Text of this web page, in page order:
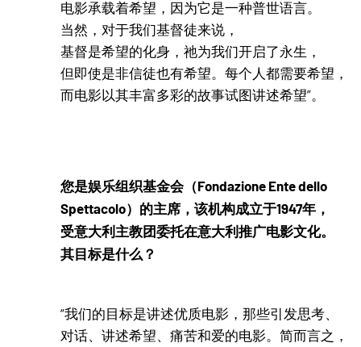
电影承载着希望，因为它是一种普世语言。
当然，对于我们基督徒来说，
基督是希望的化身，祂为我们开启了永生，
但即使是非信徒也有希望。每个人都需要希望，
而电影以其丰富多彩的故事试图讲述希望”。
您是娱乐组织基金会（Fondazione Ente dello
Spettacolo）的主席，该机构成立于1947年，
受意大利主教团委托在意大利推广电影文化。
其目标是什么？
“我们的目标是讲述优质电影，那些引发思考、
对话、讲述希望、痛苦和爱的电影。简而言之，